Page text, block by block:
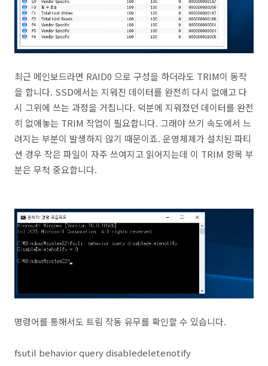
최근 메인보드라면 RAID0 으로 구성을 하더라도 TRIM이 동작
을 합니다. SSD에서는 지워진 데이터를 완전히 다시 없애고 다
시 그위에 쓰는 과정을 거칩니다. 덕분에 지워졌던 데이터를 완전
히 없애놓는 TRIM 작업이 필요합니다. 그래야 쓰기 속도에서 느
려지는 부분이 발생하지 않기 때문이죠. 운영체제가 설치된 파티
션 경우 작은 파일이 자주 쓰여지고 읽어지는데 이 TRIM 항목 부
분은 무척 중요합니다.
명령어를 통해서도 트림 작동 유무를 확인할 수 있습니다.
fsutil behavior query disabledeletenotify